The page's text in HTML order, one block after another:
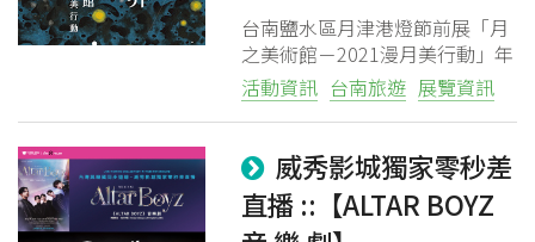
台南鹽水區月津港燈節前展「月
之美術館－2021漫月美行動」年
度特展已經登場！11組藝術家團
隊、6條街道巷弄、3棟老屋活
化，一起穿梭鹽水的老街巷弄~
活動資訊 台南旅遊 展覽資訊
威秀影城獨家零秒差
直播 ::【ALTAR BOYZ